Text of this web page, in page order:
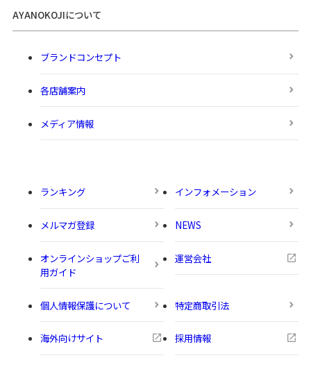
AYANOKOJIについて
ブランドコンセプト
各店舗案内
メディア情報
ランキング インフォメーション
メルマガ登録 NEWS
オンラインショップご利
用ガイド
運営会社
個人情報保護について 特定商取引法
海外向けサイト 採用情報